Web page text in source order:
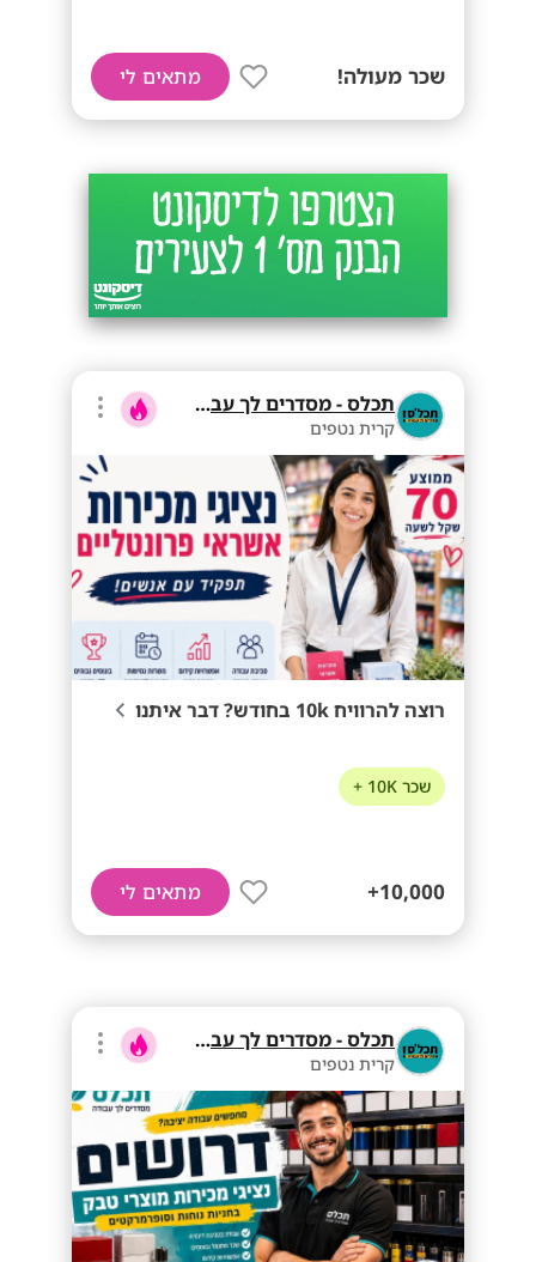
שכר מעולה! מתאים לי
תכלס - מסדרים לך עבודה
קרית נטפים
רוצה להרוויח 10k בחודש? דבר איתנו
שכר 10K +
10,000+ מתאים לי
תכלס - מסדרים לך עבודה
קרית נטפים